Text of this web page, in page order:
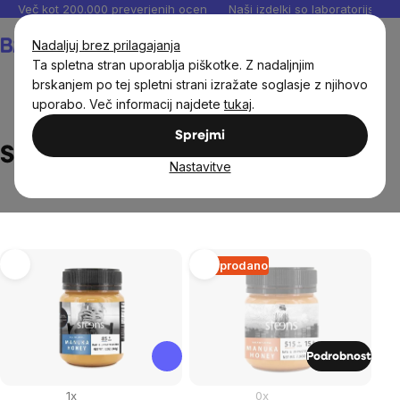
Nadaljuj brez prilagajanja
Ta spletna stran uporablja piškotke. Z nadaljnjim
brskanjem po tej spletni strani izražate soglasje z njihovo
uporabo. Več informacij najdetetukaj.
Sprejmi
Nastavitve
Preskoči
vsebino
Več kot 200.000 preverjenih ocen Naši izdelki so laboratorijsko
Steens
products
1x
Razprodano
0x
Podrobnost